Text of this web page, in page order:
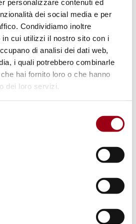
personalizzare contenuti ed
dei social media e per
Condividiamo inoltre
in cui utilizzi il nostro sito con i
di analisi dei dati web,
i quali potrebbero combinarle
hai fornito loro o che hanno
dei loro servizi.
ha organizzato
per la Giornata
di Stampa 2026
di Pace"che si terrà il 4
in Zambia. La
uno spazio di riflessione e
il futuro delle
digitali, tecnologi,
accademici, ricercatori,
una fertilizzazione